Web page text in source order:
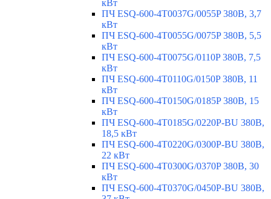
кВт
ПЧ ESQ-600-4T0037G/0055P 380В, 3,7
кВт
ПЧ ESQ-600-4T0055G/0075P 380В, 5,5
кВт
ПЧ ESQ-600-4T0075G/0110P 380В, 7,5
кВт
ПЧ ESQ-600-4T0110G/0150P 380В, 11
кВт
ПЧ ESQ-600-4T0150G/0185P 380В, 15
кВт
ПЧ ESQ-600-4T0185G/0220P-BU 380В,
18,5 кВт
ПЧ ESQ-600-4T0220G/0300P-BU 380В,
22 кВт
ПЧ ESQ-600-4T0300G/0370P 380В, 30
кВт
ПЧ ESQ-600-4T0370G/0450P-BU 380В,